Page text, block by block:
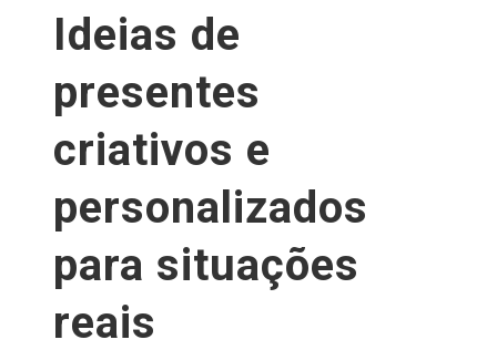
Ideias de
presentes
criativos e
personalizados
para situações
reais